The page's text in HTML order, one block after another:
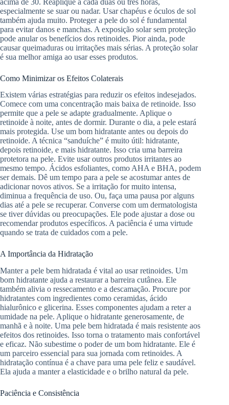
especialmente se suar ou nadar. Usar chapéus e óculos de sol
também ajuda muito. Proteger a pele do sol é fundamental
para evitar danos e manchas. A exposição solar sem proteção
pode anular os benefícios dos retinoides. Pior ainda, pode
causar queimaduras ou irritações mais sérias. A proteção solar
é sua melhor amiga ao usar esses produtos.
Como Minimizar os Efeitos Colaterais
Existem várias estratégias para reduzir os efeitos indesejados.
Comece com uma concentração mais baixa de retinoide. Isso
permite que a pele se adapte gradualmente. Aplique o
retinoide à noite, antes de dormir. Durante o dia, a pele estará
mais protegida. Use um bom hidratante antes ou depois do
retinoide. A técnica “sanduíche” é muito útil: hidratante,
depois retinoide, e mais hidratante. Isso cria uma barreira
protetora na pele. Evite usar outros produtos irritantes ao
mesmo tempo. Ácidos esfoliantes, como AHA e BHA, podem
ser demais. Dê um tempo para a pele se acostumar antes de
adicionar novos ativos. Se a irritação for muito intensa,
diminua a frequência de uso. Ou, faça uma pausa por alguns
dias até a pele se recuperar. Converse com um dermatologista
se tiver dúvidas ou preocupações. Ele pode ajustar a dose ou
recomendar produtos específicos. A paciência é uma virtude
quando se trata de cuidados com a pele.
A Importância da Hidratação
Manter a pele bem hidratada é vital ao usar retinoides. Um
bom hidratante ajuda a restaurar a barreira cutânea. Ele
também alivia o ressecamento e a descamação. Procure por
hidratantes com ingredientes como ceramidas, ácido
hialurônico e glicerina. Esses componentes ajudam a reter a
umidade na pele. Aplique o hidratante generosamente, de
manhã e à noite. Uma pele bem hidratada é mais resistente aos
efeitos dos retinoides. Isso torna o tratamento mais confortável
e eficaz. Não subestime o poder de um bom hidratante. Ele é
um parceiro essencial para sua jornada com retinoides. A
hidratação contínua é a chave para uma pele feliz e saudável.
Ela ajuda a manter a elasticidade e o brilho natural da pele.
Paciência e Consistência